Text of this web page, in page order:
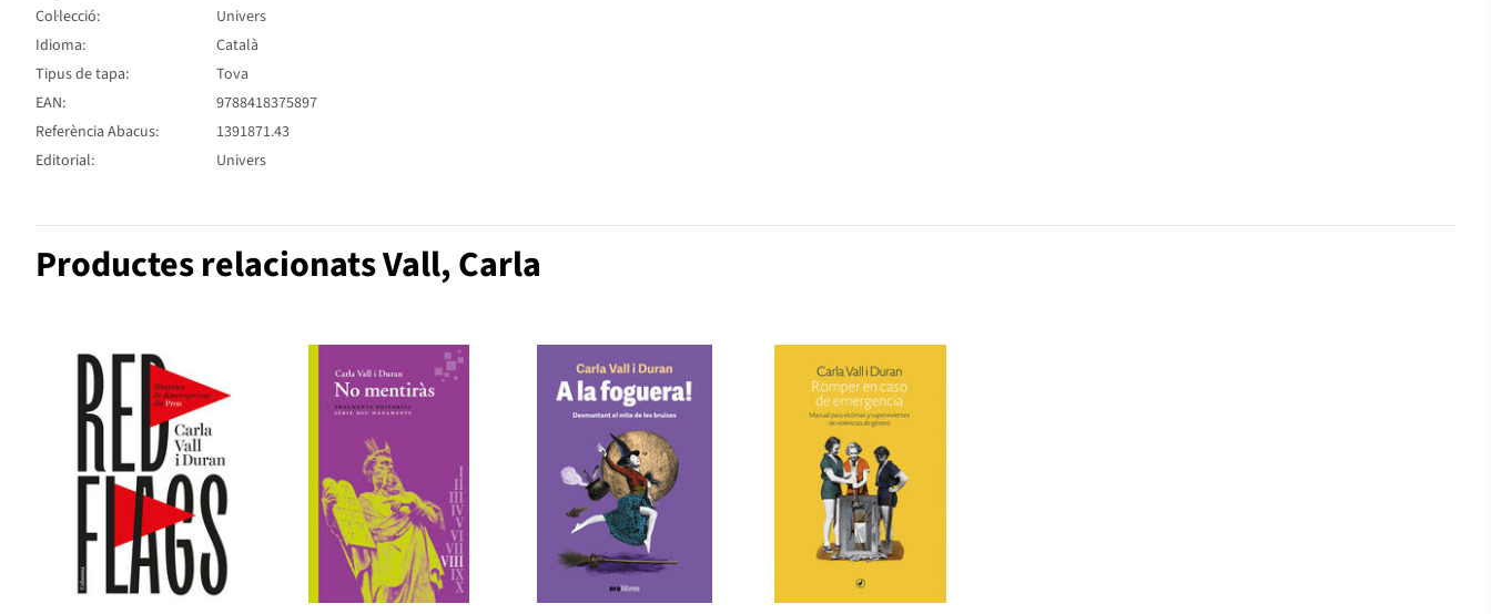
Col·lecció:
Univers
Idioma:
Català
Tipus de tapa:
Tova
EAN:
9788418375897
Referència Abacus:
1391871.43
Editorial:
Univers
Productes relacionats Vall, Carla